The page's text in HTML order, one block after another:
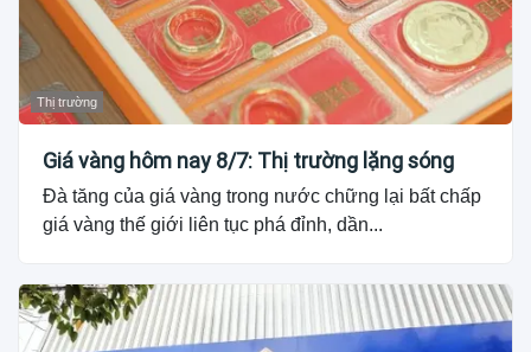
Thị trường
Giá vàng hôm nay 8/7: Thị trường lặng sóng
Đà tăng của giá vàng trong nước chững lại bất chấp
giá vàng thế giới liên tục phá đỉnh, dần...